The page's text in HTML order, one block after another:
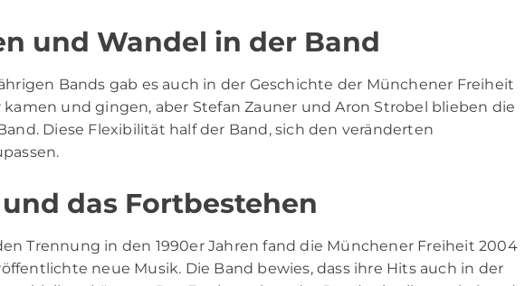
und Wandel in der Band
Bands gab es auch in der Geschichte der Münchener Freiheit
und gingen, aber Stefan Zauner und Aron Strobel blieben die
Diese Flexibilität half der Band, sich den veränderten
das Fortbestehen
Trennung in den 1990er Jahren fand die Münchener Freiheit 2004
neue Musik. Die Band bewies, dass ihre Hits auch in der